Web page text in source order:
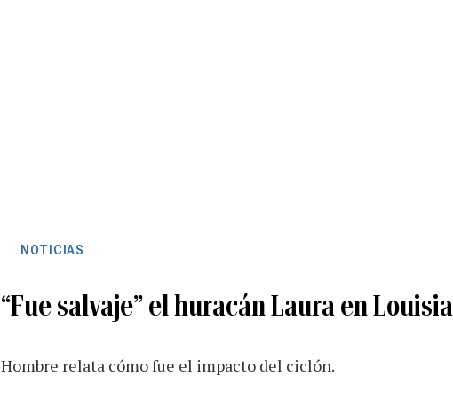
NOTICIAS
“Fue salvaje” el huracán Laura en
Hombre relata cómo fue el impacto del ciclón.